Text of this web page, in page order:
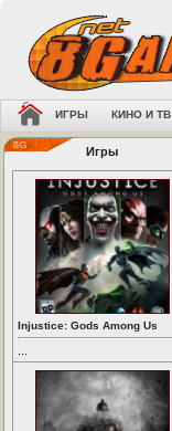
ИГРЫ КИНО И ТВ
Игры
Injustice: Gods Among Us